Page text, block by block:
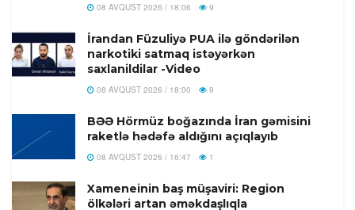
08 AVQUST 2026 / 18:06 9
İrandan Füzuliyə PUA ilə göndərilən
narkotiki satmaq istəyərkən
saxlanildilar -Video
08 AVQUST 2026 / 18:00 9
BƏƏ Hörmüz boğazında İran gəmisini
raketlə hədəfə aldığını açıqlayıb
08 AVQUST 2026 / 16:47 1
Xameneinin baş müşaviri: Region
ölkələri artan əməkdaşlıqla